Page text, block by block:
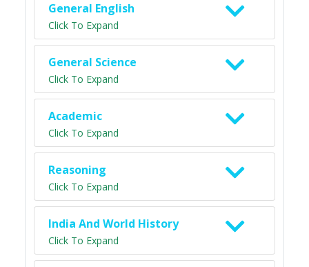
General English
Click To Expand
General Science
Click To Expand
Academic
Click To Expand
Reasoning
Click To Expand
India And World History
Click To Expand